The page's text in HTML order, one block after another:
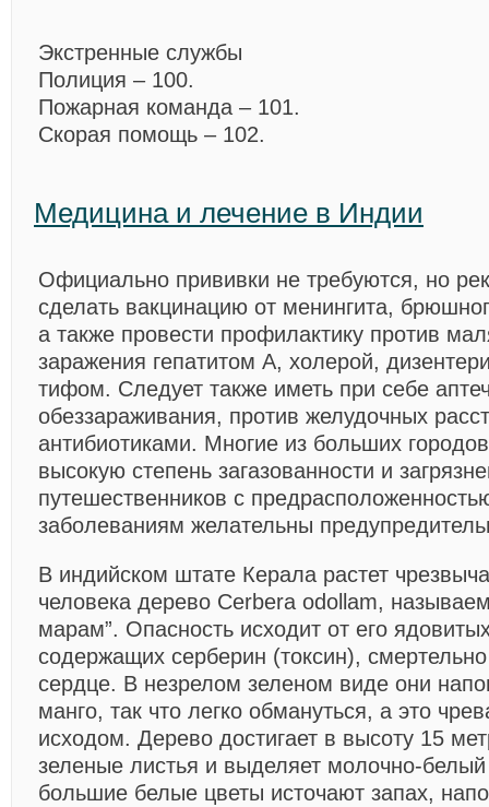
Экстренные службы
Полиция – 100.
Пожарная команда – 101.
Скорая помощь – 102.
Медицина и лечение в Индии
Официально прививки не требуются, но
сделать вакцинацию от менингита,
а также провести профилактику против
заражения гепатитом А, холерой,
тифом. Следует также иметь при себе
обеззараживания, против желудочных
антибиотиками. Многие из больших
высокую степень загазованности и
путешественников с
заболеваниям желательны
В индийском штате Керала растет
человека дерево Cerbera odollam,
марам”. Опасность исходит от его
содержащих серберин (токсин),
сердце. В незрелом зеленом виде они
манго, так что легко обмануться, а это
исходом. Дерево достигает в высоту 15
зеленые листья и выделяет молочно-
большие белые цветы источают запах,